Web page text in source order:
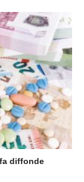
diffonde